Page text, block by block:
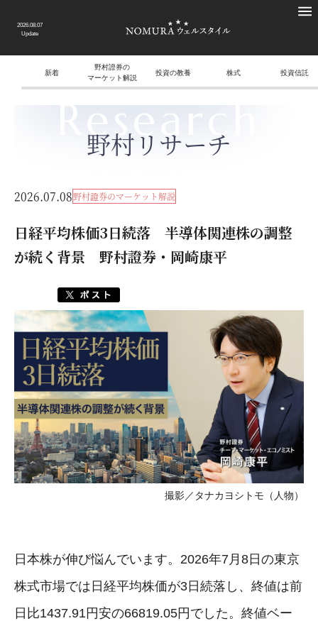
2026.08.07
Update
新着
野村證券の
マーケット解説
投資の教養 株式 投資信託
Research
野村リサーチ
2026.07.08野村證券のマーケット解説
日経平均株価3日続落 半導体関連株の調整
が続く背景 野村證券・岡崎康平
撮影／タナカヨシトモ（人物）
日本株が伸び悩んでいます。2026年7月8日の東京
株式市場では日経平均株価が3日続落し、終値は前
日比1437.91円安の66819.05円でした。終値ベー